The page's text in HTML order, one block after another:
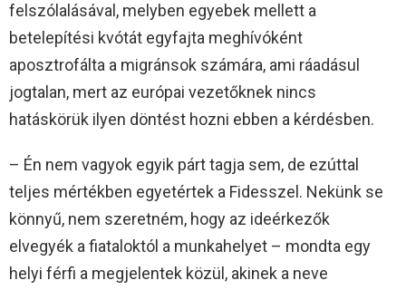
felszólalásával, melyben egyebek mellett a
betelepítési kvótát egyfajta meghívóként
aposztrofálta a migránsok számára, ami ráadásul
jogtalan, mert az európai vezetőknek nincs
hatáskörük ilyen döntést hozni ebben a kérdésben.
– Én nem vagyok egyik párt tagja sem, de ezúttal
teljes mértékben egyetértek a Fidesszel. Nekünk se
könnyű, nem szeretném, hogy az ideérkezők
elvegyék a fiataloktól a munkahelyet – mondta egy
helyi férfi a megjelentek közül, akinek a neve